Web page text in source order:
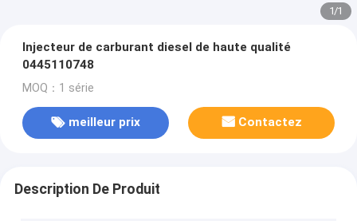
1/1
Injecteur de carburant diesel de haute qualité
0445110748
MOQ：1 série
meilleur prix Contactez
Description De Produit